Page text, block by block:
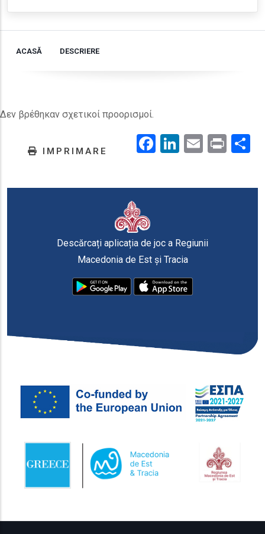
ACASĂ DESCRIERE
Δεν βρέθηκαν σχετικοί προορισμοί.
IMPRIMARE Facebook
LinkedIn
EmailPrint
Descărcați aplicația de joc a Regiunii
Macedonia de Est și Tracia